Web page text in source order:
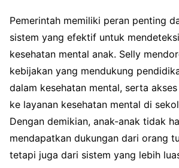
Pemerintah memiliki peran penting
sistem yang efektif untuk
kesehatan mental anak. Selly
kebijakan yang mendukung
dalam kesehatan mental, serta
ke layanan kesehatan mental di
Dengan demikian, anak-anak tidak
mendapatkan dukungan dari orang
tetapi juga dari sistem yang lebih